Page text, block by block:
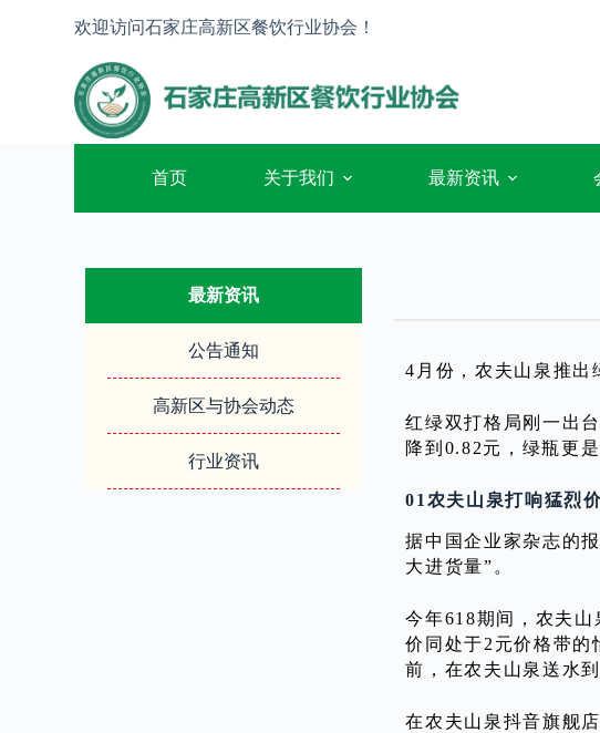
欢迎访问石家庄高新区餐饮行业协会！
首页 关于我们 最新资讯
最新资讯
公告通知
高新区与协会动态
行业资讯
4月份，农夫山泉推
红绿双打格局刚一出
降到0.82元，绿瓶更
01农夫山泉打响猛烈
据中国企业家杂志的
大进货量”。
今年618期间，农夫
价同处于2元价格带的
前，在农夫山泉送水
在农夫山泉抖音旗舰